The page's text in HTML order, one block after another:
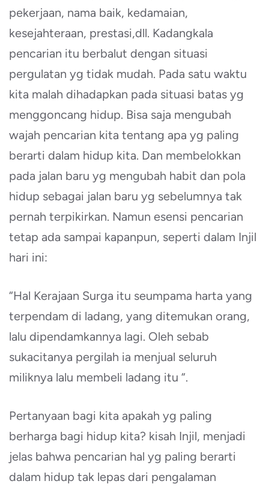
pekerjaan, nama baik, kedamaian,
kesejahteraan, prestasi,dll. Kadangkala
pencarian itu berbalut dengan situasi
pergulatan yg tidak mudah. Pada satu waktu
kita malah dihadapkan pada situasi batas yg
menggoncang hidup. Bisa saja mengubah
wajah pencarian kita tentang apa yg paling
berarti dalam hidup kita. Dan membelokkan
pada jalan baru yg mengubah habit dan pola
hidup sebagai jalan baru yg sebelumnya tak
pernah terpikirkan. Namun esensi pencarian
tetap ada sampai kapanpun, seperti dalam Injil
hari ini:
“Hal Kerajaan Surga itu seumpama harta yang
terpendam di ladang, yang ditemukan orang,
lalu dipendamkannya lagi. Oleh sebab
sukacitanya pergilah ia menjual seluruh
miliknya lalu membeli ladang itu “.
Pertanyaan bagi kita apakah yg paling
berharga bagi hidup kita? kisah Injil, menjadi
jelas bahwa pencarian hal yg paling berarti
dalam hidup tak lepas dari pengalaman